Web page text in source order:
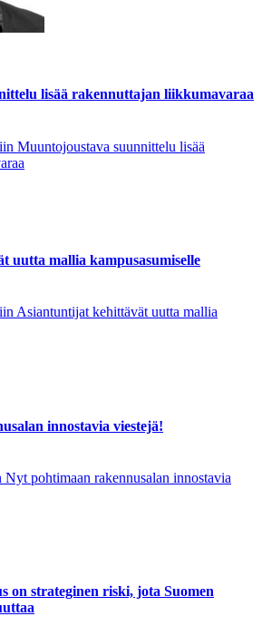
lisää rakennuttajan liikkumavaraa
Muuntojoustava suunnittelu lisää
uutta mallia kampusasumiselle
Asiantuntijat kehittävät uutta mallia
innostavia viestejä!
pohtimaan rakennusalan innostavia
on strateginen riski, jota Suomen